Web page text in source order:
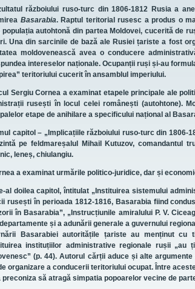
războiului ruso-turc din 1806-1812 Rusia a
Basarabia. Raptul teritorial rusesc a produs o
populația autohtonă din partea Moldovei, cucerită de
Una din sarcinile de bază ale Rusiei țariste a fost
moldovenească avea o conducere
intereselor naționale. Ocupanții ruși și-au
teritoriului cucerit în ansamblul imperiului.
Sergiu Cornea a examinat etapele principale ale
rusești în locul celei românești (autohtone).
etape de anihilare a specificului național al
capitol – „Implicațiile războiului ruso-turc din 1806-
pe feldmareșalul Mihail Kutuzov, comandantul
leneș, chiulangiu.
a examinat urmările politico-juridice, dar și
al doilea capitol, întitulat „Instituirea sistemului
rusești în perioada 1812-1816, Basarabia fiind
în Basarabia”, „Instrucțiunile amiralului P. V.
și a adunării generale a guvernului
Basarabiei autoritățile țariste au menținut
instituțiilor administrative regionale rușii „au
(p. 44). Autorul cărții aduce și alte
organizare a conducerii teritoriului ocupat. Între
preconiza să atragă simpatia popoarelor vecine de